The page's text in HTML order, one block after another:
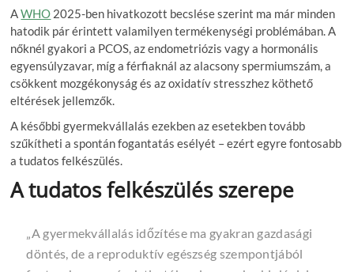
AWHO 2025-ben hivatkozott becslése szerint ma már minden
hatodik pár érintett valamilyen termékenységi problémában. A
nőknél gyakori a PCOS, az endometriózis vagy a hormonális
egyensúlyzavar, míg a férfiaknál az alacsony spermiumszám, a
csökkent mozgékonyság és az oxidatív stresszhez köthető
eltérések jellemzők.
A későbbi gyermekvállalás ezekben az esetekben tovább
szűkítheti a spontán fogantatás esélyét – ezért egyre fontosabb
a tudatos felkészülés.
A tudatos felkészülés szerepe
„A gyermekvállalás időzítése ma gyakran gazdasági
döntés, de a reproduktív egészség szempontjából